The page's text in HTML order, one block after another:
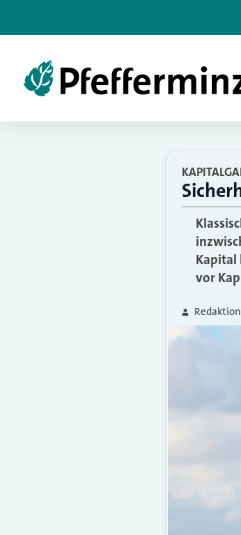
Kapital
vor
Redaktion